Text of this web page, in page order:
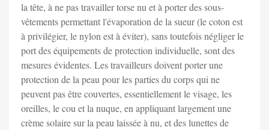
la tête, à ne pas travailler torse nu et à porter des sous-
vêtements permettant l'évaporation de la sueur (le coton est
à privilégier, le nylon est à éviter), sans toutefois négliger le
port des équipements de protection individuelle, sont des
mesures évidentes. Les travailleurs doivent porter une
protection de la peau pour les parties du corps qui ne
peuvent pas être couvertes, essentiellement le visage, les
oreilles, le cou et la nuque, en appliquant largement une
crème solaire sur la peau laissée à nu, et des lunettes de